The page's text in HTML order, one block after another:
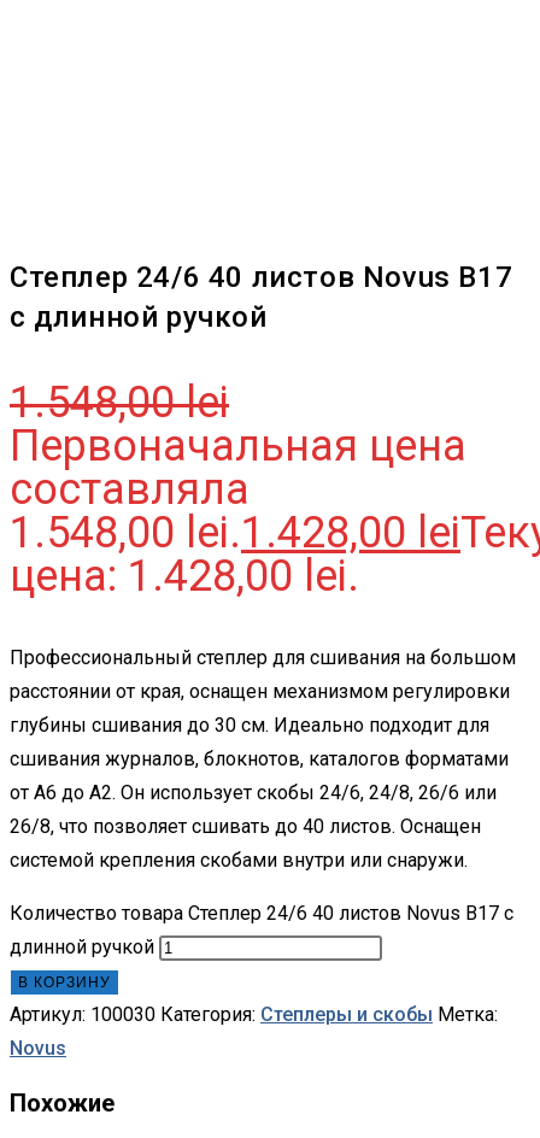
Степлер 24/6 40 листов Novus B17
с длинной ручкой
1.548,00lei
Первоначальная цена
составляла
1.548,00 lei.1.428,00 lei
цена: 1.428,00 lei.
Профессиональный степлер для сшивания на большом
расстоянии от края, оснащен механизмом регулировки
глубины сшивания до 30 см. Идеально подходит для
сшивания журналов, блокнотов, каталогов форматами
от А6 до А2. Он использует скобы 24/6, 24/8, 26/6 или
26/8, что позволяет сшивать до 40 листов. Оснащен
системой крепления скобами внутри или снаружи.
Количество товара Степлер 24/6 40 листов Novus B17 с
длинной ручкой
В КОРЗИНУ
Артикул: 100030 Категория: Степлеры и скобы Метка:
Novus
Похожие